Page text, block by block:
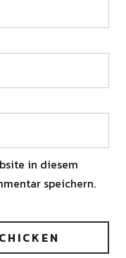
in diesem
speichern.